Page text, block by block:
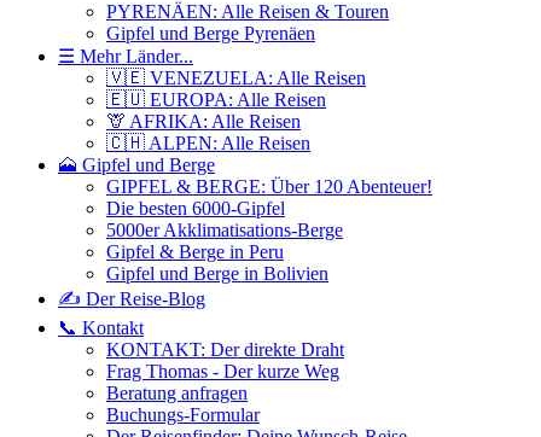
PYRENÄEN: Alle Reisen & Touren
Gipfel und Berge Pyrenäen
☰ Mehr Länder...
🇻🇪 VENEZUELA: Alle Reisen
🇪🇺 EUROPA: Alle Reisen
🦒 AFRIKA: Alle Reisen
🇨🇭 ALPEN: Alle Reisen
🗻 Gipfel und Berge
GIPFEL & BERGE: Über 120 Abenteuer!
Die besten 6000-Gipfel
5000er Akklimatisations-Berge
Gipfel & Berge in Peru
Gipfel und Berge in Bolivien
✍️ Der Reise-Blog
📞 Kontakt
KONTAKT: Der direkte Draht
Frag Thomas - Der kurze Weg
Beratung anfragen
Buchungs-Formular